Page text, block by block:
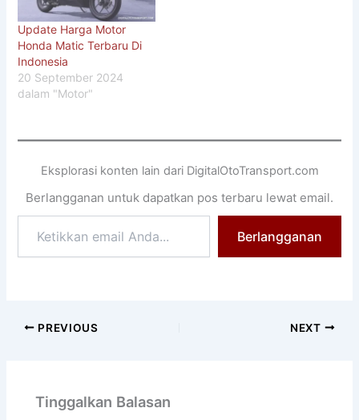
Update Harga Motor
Honda Matic Terbaru Di
Indonesia
20 September 2024
dalam "Motor"
Eksplorasi konten lain dari DigitalOtoTransport.com
Berlangganan untuk dapatkan pos terbaru lewat email.
email
Anda...
Berlangganan
PREVIOUS NEXT
Tinggalkan Balasan